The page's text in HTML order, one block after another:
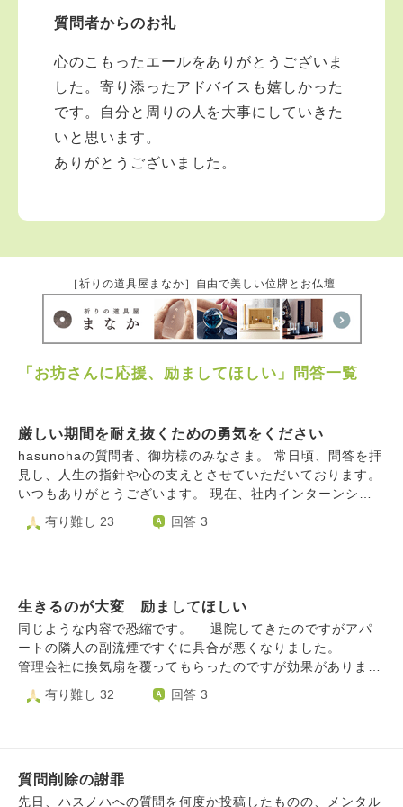
質問者からのお礼
心のこもったエールをありがとうございま
した。寄り添ったアドバイスも嬉しかった
です。自分と周りの人を大事にしていきた
いと思います。
ありがとうございました。
［祈りの道具屋まなか］自由で美しい位牌とお仏壇
「お坊さんに応援、励ましてほしい」問答一覧
厳しい期間を耐え抜くための勇気をください
hasunohaの質問者、御坊様のみなさま。 常日頃、問答を拝
見し、人生の指針や心の支えとさせていただいております。
いつもありがとうございます。 現在、社内インターンシッ
プ制度で、これまでとは異なる業務に携わっているのです
が、期間の折り返しを迎えた今、心身の疲弊がピークに達し
に増えてしまっています。 11月からは育児休業を取得する
ため、残りの3カ月半を何が何でも健康に乗り越えねばなり
ません。 今回は、生まれてくる子や支えてくれる妻の生活
を守るために、勇気や智慧を頂戴したく相談させていただき
の相談内容を見返してみましたが、全く成長できていないよ
体験のことばかりで辛くはありましたが、恵まれた環境と先
輩社員の支援に感謝しながら、適応障害の経験で得た心身調
有り難し 23 回答 3
生きるのが大変 励ましてほしい
同じような内容で恐縮です。 退院してきたのですがアパ
ートの隣人の副流煙ですぐに具合が悪くなりました。
管理会社に換気扇を覆ってもらったのですが効果がありませ
んでした。 療養したいのにできません。隣人は逆恨みす
るタイプなので話し合いはできません。 長期の安静が
体調が悪いのでお礼が遅くなるかもしれません。申し
訳ありません。
有り難し 32 回答 3
質問削除の謝罪
先日、ハスノハへの質問を何度か投稿したものの、メンタル